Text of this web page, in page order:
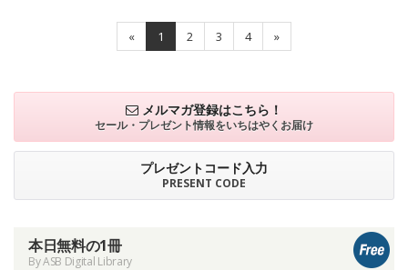
« 1 2 3 4 »
メルマガ登録はこちら！
セール・プレゼント情報をいちはやくお届け
プレゼントコード入力
PRESENT CODE
本日無料の1冊
By ASB Digital Library